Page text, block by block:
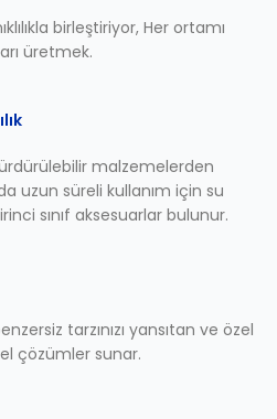
birleştiriyor, Her ortamı
üretmek.
malzemelerden
uzun süreli kullanım için su
sınıf aksesuarlar bulunur.
tarzınızı yansıtan ve özel
çözümler sunar.